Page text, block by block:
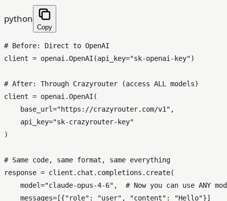
python
Copy
# Before: Direct to OpenAI
client = openai.OpenAI(api_key="sk-openai-key")
# After: Through Crazyrouter (access ALL models)
client = openai.OpenAI(
    base_url=
"https://crazyrouter.com/v1" ,
    api_key=
"sk-crazyrouter-key"
)
# Same code, same format, same everything
response = client.chat.completions.create(
    model=
"claude-opus-4-6" , # Now you can use ANY
    messages=[{
"role" : "user" , "content" : "Hello"}]